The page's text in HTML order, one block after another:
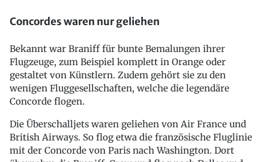
Concordes waren nur geliehen
Bekannt war Braniff für bunte Bemalungen ihrer
Flugzeuge, zum Beispiel komplett in Orange oder
gestaltet von Künstlern. Zudem gehört sie zu den
wenigen Fluggesellschaften, welche die legendäre
Concorde flogen.
Die Überschalljets waren geliehen von Air France und
British Airways. So flog etwa die französische Fluglinie
mit der Concorde von Paris nach Washington. Dort